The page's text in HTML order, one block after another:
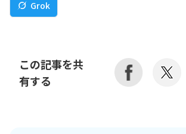
Grok
この記事を共
有する